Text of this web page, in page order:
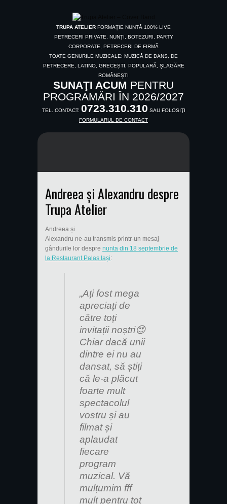
TRUPA ATELIER FORMAȚIE NUNTĂ 100% LIVE
PETRECERI PRIVATE, NUNŢI, BOTEZURI, PARTY
CORPORATE, PETRECERI DE FIRMĂ
TOATE GENURILE MUZICALE: MUZICĂ DE DANS, DE
PETRECERE, LATINO, GRECEȘTI, POPULARĂ, ȘLAGĂRE
ROMÂNEȘTI
SUNAŢI ACUM PENTRU
PROGRAMĂRI ÎN 2026/2027
TEL. CONTACT: 0723.310.310 SAU FOLOSIŢI
FORMULARUL DE CONTACT
Andreea și Alexandru despre
Trupa Atelier
Andreea și
Alexandru ne-au transmis printr-un mesaj
gândurile lor despre nunta din 18 septembrie de
la Restaurant Palas Iași:
„Ați fost mega
apreciați de
către toți
invitații noștri😍
Chiar dacă unii
dintre ei nu au
dansat, să știți
că le-a plăcut
foarte mult
spectacolul
vostru și au
filmat și
aplaudat
fiecare
program
muzical. Vă
mulțumim fff
mult pentru tot